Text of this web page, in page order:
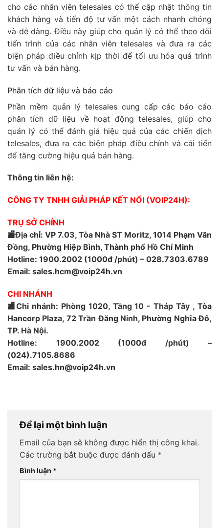
cho các nhân viên telesales có thể cập nhật thông tin
khách hàng và tiến độ tư vấn một cách nhanh chóng
và dễ dàng. Điều này giúp cho quản lý có thể theo dõi
tiến trình của các nhân viên telesales và đưa ra các
biện pháp điều chỉnh kịp thời để tối ưu hóa quá trình
tư vấn và bán hàng.
Phân tích dữ liệu và báo cáo
Phần mềm quản lý telesales cung cấp các báo cáo
phân tích dữ liệu về hoạt động telesales, giúp cho
quản lý có thể đánh giá hiệu quả của các chiến dịch
telesales, đưa ra các biện pháp điều chỉnh và cải tiến
để tăng cường hiệu quả bán hàng.
Thông tin liên hệ:
CÔNG TY TNHH GIẢI PHÁP KẾT NỐI (VOIP24H):
TRỤ SỞ CHÍNH
🏬Địa chỉ: VP 7.03, Tòa Nhà ST Moritz, 1014 Phạm Văn
Đồng, Phường Hiệp Bình, Thành phố Hồ Chí Minh
Hotline: 1900.2002 (1000đ /phút) – 028.7303.6789
Email: sales.hcm@voip24h.vn
CHI NHÁNH
🏬Chi nhánh: Phòng 1020, Tầng 10 - Tháp Tây , Tòa
Hancorp Plaza, 72 Trần Đăng Ninh, Phường Nghĩa Đô,
TP. Hà Nội.
Hotline: 1900.2002 (1000đ /phút) –
(024).7105.8686
Email: sales.hn@voip24h.vn
Để lại một bình luận
Email của bạn sẽ không được hiển thị công khai.
Các trường bắt buộc được đánh dấu *
Bình luận *